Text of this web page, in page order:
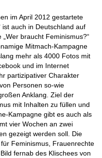
im April 2012 gestartete
ist auch in Deutschland auf
braucht Feminismus?“
Mitmach-Kampagne
mehr als 4000 Fotos mit
und im Internet
partizipativer Charakter
Personen so-wie
Anklang. Ziel der
mit Inhalten zu füllen und
Kampagne gibt es auch als
vier Wochen an zwei
gezeigt werden soll. Die
Feminismus, Frauenrechte
fernab des Klischees von